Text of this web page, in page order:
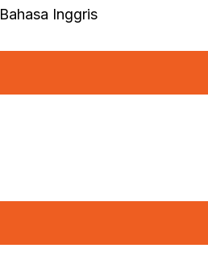
Bahasa Inggris